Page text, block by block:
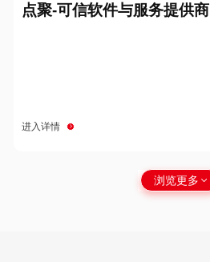
点聚-可信软件与服务提供商
进入详情
浏览更多